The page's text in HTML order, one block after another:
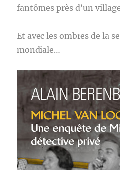
fantômes près d’un
Et avec les ombres de la
mondiale…